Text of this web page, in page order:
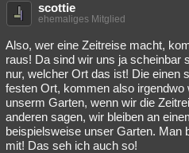
scottie
ehemaliges Mitglied
Also, wer eine Zeitreise macht,
raus! Da sind wir uns ja scheinbar
nur, welcher Ort das ist! Die einen
festen Ort, kommen also irgendwo
unserm Garten, wenn wir die
anderen sagen, wir bleiben an
beispielsweise unser Garten. Man
mit! Das seh ich auch so!